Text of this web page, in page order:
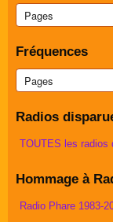
Fréquences
Radios
TOUTES les radios
Hommage à
Radio Phare 1983-